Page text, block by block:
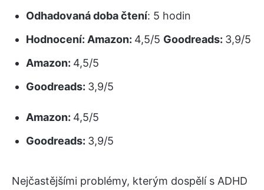
Odhadovaná doba čtení: 5 hodin
Hodnocení: Amazon: 4,5/5 Goodreads: 3,9/5
Amazon: 4,5/5
Goodreads: 3,9/5
Amazon: 4,5/5
Goodreads: 3,9/5
Nejčastějšími problémy, kterým dospělí s ADHD